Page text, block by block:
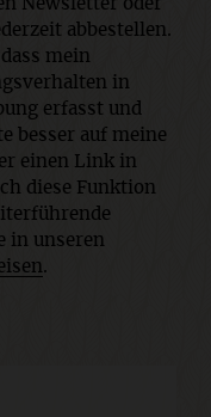
Newsletter oder
abbestellen.
mein
in
erfasst und
besser auf meine
einen Link in
diese Funktion
in unseren
.